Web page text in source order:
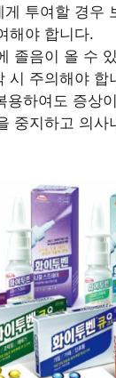
게 투여할 경우
해야 합니다.
졸음이 올 수
시 주의해야 합
용하여도 증상
중지하고 의사